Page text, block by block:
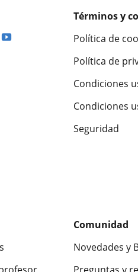
Términos y
Política de
Política de
Condiciones
Condiciones
Seguridad
Comunidad
Novedades y